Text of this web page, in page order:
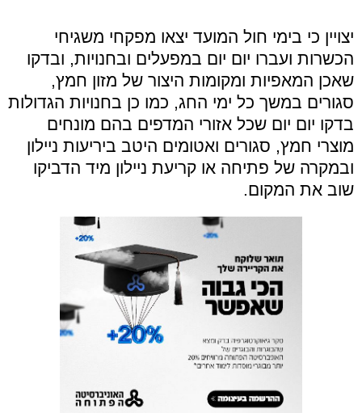
יצויין כי בימי חול המועד יצאו מפקחי משגיחי
הכשרות ועברו יום יום במפעלים ובחנויות, ובדקו
שאכן המאפיות ומקומות היצור של מזון חמץ,
סגורים במשך כל ימי החג, כמו כן בחנויות הגדולות
בדקו יום יום שכל אזורי המדפים בהם מונחים
מוצרי חמץ, סגורים ואטומים היטב ביריעות ניילון
ובמקרה של פתיחה או קריעת ניילון מיד הדביקו
שוב את המקום.